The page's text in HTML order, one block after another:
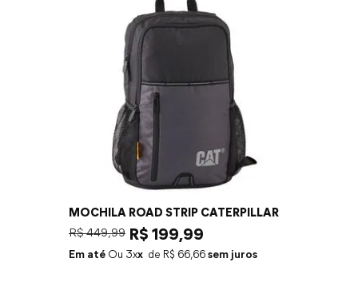
MOCHILA ROAD STRIP CATERPILLAR
R$ 449,99 R$ 199,99
Em até 3 x R$ 66,66 sem juros